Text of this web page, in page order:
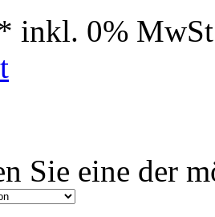
inkl. 0%
Sie eine der